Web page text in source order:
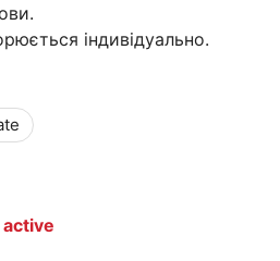
індивідуально.